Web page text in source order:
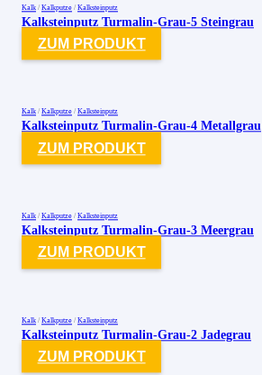
Kalk / Kalkputze / Kalksteinputz
Kalksteinputz Turmalin-Grau-5 Steingrau
ZUM PRODUKT
Kalk / Kalkputze / Kalksteinputz
Kalksteinputz Turmalin-Grau-4 Metallgrau
ZUM PRODUKT
Kalk / Kalkputze / Kalksteinputz
Kalksteinputz Turmalin-Grau-3 Meergrau
ZUM PRODUKT
Kalk / Kalkputze / Kalksteinputz
Kalksteinputz Turmalin-Grau-2 Jadegrau
ZUM PRODUKT